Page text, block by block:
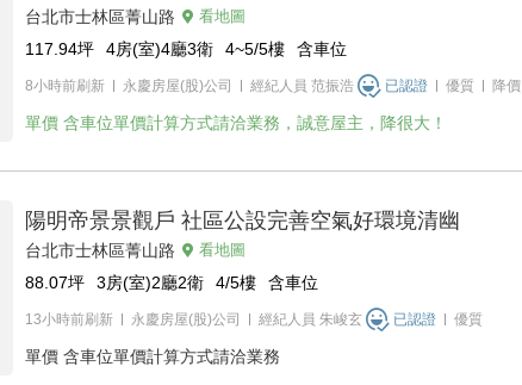
台北市士林區菁山路 看地圖
117.94坪 4房(室)4廳3衛 4~5/5樓 含車位
8小時前刷新 永慶房屋(股)公司 經紀人員 范振浩 已認證 優質 降價
單價 含車位單價計算方式請洽業務，誠意屋主，降很大！
陽明帝景景觀戶 社區公設完善空氣好環境清幽
台北市士林區菁山路 看地圖
88.07坪 3房(室)2廳2衛 4/5樓 含車位
13小時前刷新 永慶房屋(股)公司 經紀人員 朱峻玄 已認證 優質
單價 含車位單價計算方式請洽業務